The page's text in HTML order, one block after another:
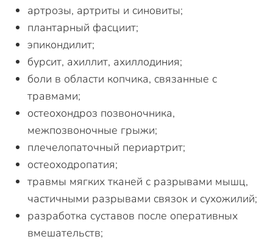
артрозы, артриты и синовиты;
плантарный фасциит;
эпикондилит;
бурсит, ахиллит, ахиллодиния;
боли в области копчика, связанные с
травмами;
остеохондроз позвоночника,
межпозвоночные грыжи;
плечелопаточный периартрит;
остеоходропатия;
травмы мягких тканей с разрывами мышц,
частичными разрывами связок и сухожилий;
разработка суставов после оперативных
вмешательств;